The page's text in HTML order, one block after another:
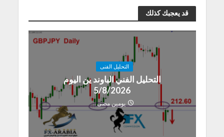
قد يعجبك كذلك
التحليل الفنى
التحليل الفني الباوند ين اليوم
5/8/2026
يومين مضى